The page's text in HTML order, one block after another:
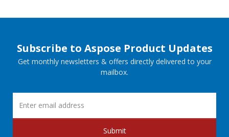
Subscribe to Aspose Product Updates
Get monthly newsletters & offers directly delivered to your
mailbox.
Submit